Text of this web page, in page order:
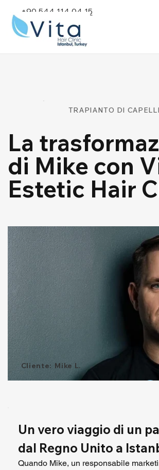
+90 544 114 04 15
TRAPIANTO DI
La
di Mike con
Estetic Hair
Cliente: Mike L.
Un vero viaggio di un
dal Regno Unito a
Quando Mike, un responsabile